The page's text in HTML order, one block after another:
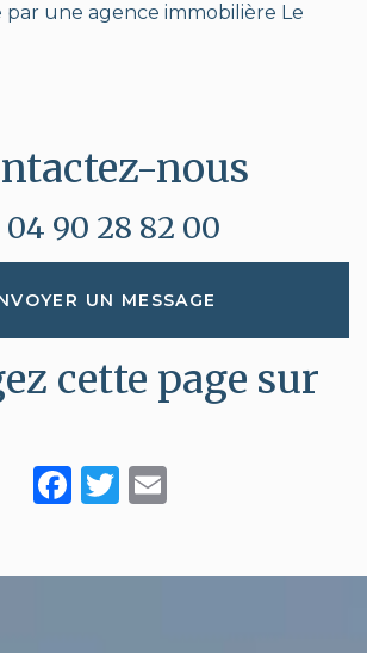
par une agence immobilière Le
nous
04 90 28 82 00
UN MESSAGE
cette page sur
Facebook
Twitter